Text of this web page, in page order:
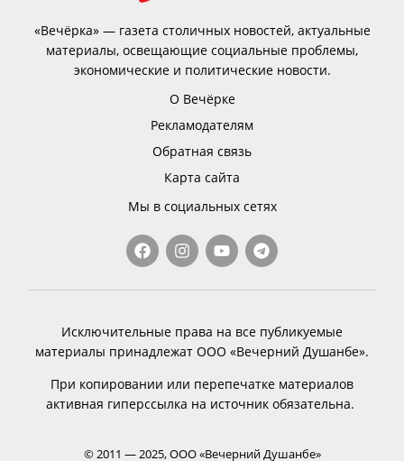
«Вечёрка» — газета столичных новостей, актуальные
материалы, освещающие социальные проблемы,
экономические и политические новости.
О Вечёрке
Рекламодателям
Обратная связь
Карта сайта
Мы в социальных сетях
Исключительные права на все публикуемые
материалы принадлежат ООО «Вечерний Душанбе».
При копировании или перепечатке материалов
активная гиперссылка на источник обязательна.
© 2011 — 2025, ООО «Вечерний Душанбе»